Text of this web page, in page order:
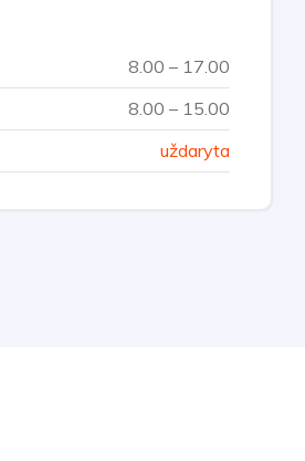
8.00 – 17.00
8.00 – 15.00
uždaryta